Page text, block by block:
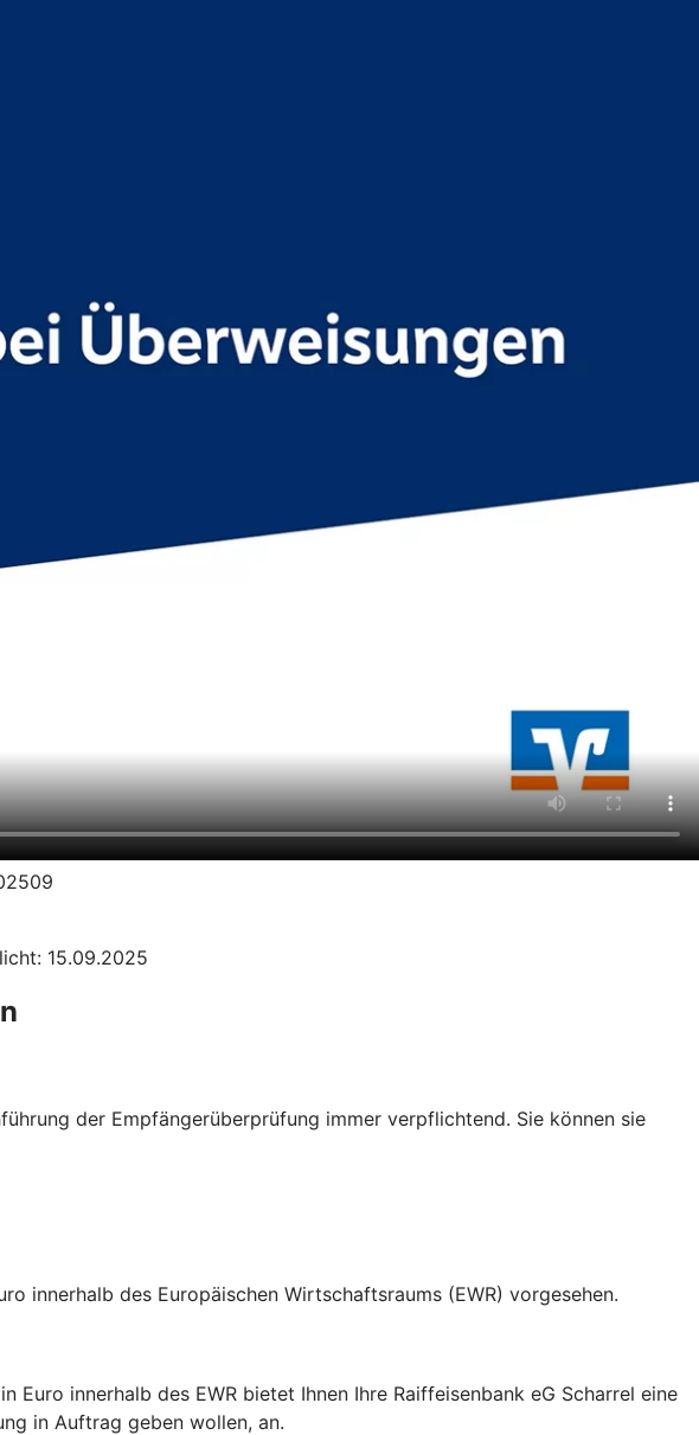
15.09.2025
der Empfängerüberprüfung immer verpflichtend. Sie können sie
innerhalb des Europäischen Wirtschaftsraums (EWR) vorgesehen.
innerhalb des EWR bietet Ihnen Ihre Raiffeisenbank eG Scharrel eine
in Auftrag geben wollen, an.